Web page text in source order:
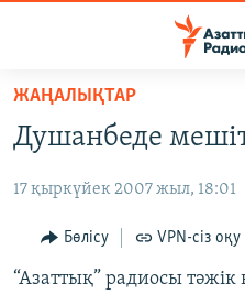
Skip
main
Skip
Navigation
ЖАҢАЛЫҚТАР
САЯСАТ
AZATTYQTV
ҚАҢТАР ОҚИҒАСЫ
АДАМ ҚҰҚЫҚТАРЫ
ЖАҢАЛЫҚТАР
Душанбеде
17 қыркүйек 2007 жыл, 18:01
Бөлісу VPN-сіз оқу
“Азаттық” радиосы тәжік